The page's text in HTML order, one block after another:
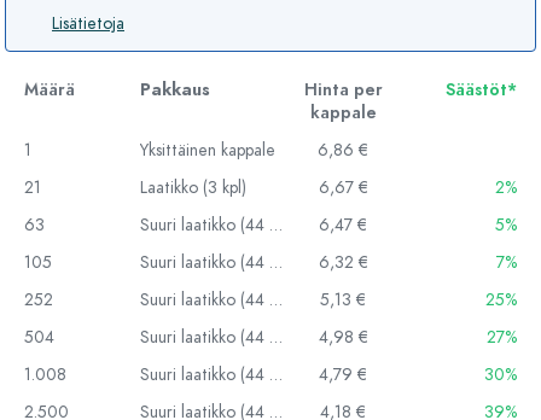
Lisätietoja
Määrä Pakkaus
Hinta per
kappale
Säästöt*
1 Yksittäinen kappale
6,86 €
21
Laatikko (3 kpl) 6,67 €
2%
63
Suuri laatikko (44 kpl) 6,47 €
5%
105
Suuri laatikko (44 kpl) 6,32 €
7%
252
Suuri laatikko (44 kpl) 5,13 €
25%
504
Suuri laatikko (44 kpl) 4,98 €
27%
1.008
Suuri laatikko (44 kpl) 4,79 €
30%
2.500
Suuri laatikko (44 kpl) 4,18 € 39%